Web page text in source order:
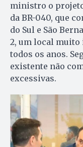
ministro o
da BR-040, que
do Sul e São
2, um local muito
todos os anos.
existente não
excessivas.